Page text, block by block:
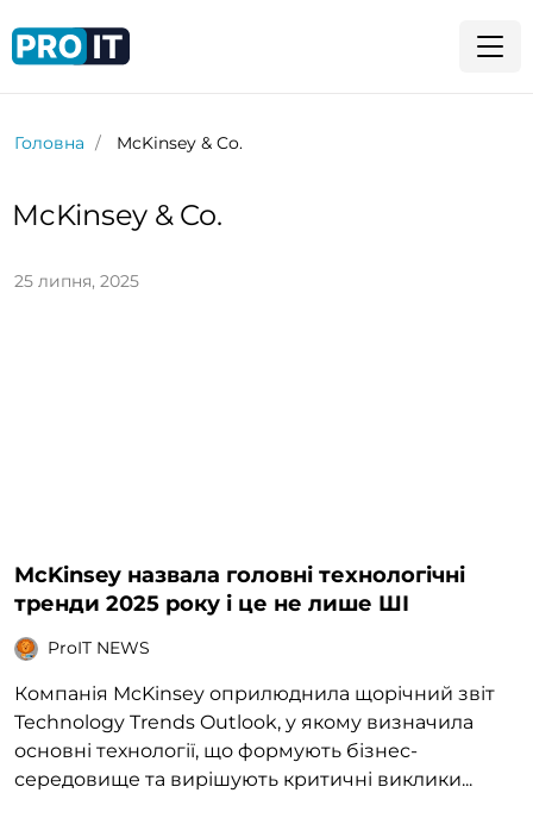
Головна McKinsey & Co.
McKinsey & Co.
25 липня, 2025
McKinsey назвала головні технологічні
тренди 2025 року і це не лише ШІ
ProIT NEWS
Компанія McKinsey оприлюднила щорічний звіт
Technology Trends Outlook, у якому визначила
основні технології, що формують бізнес-
середовище та вирішують критичні виклики...